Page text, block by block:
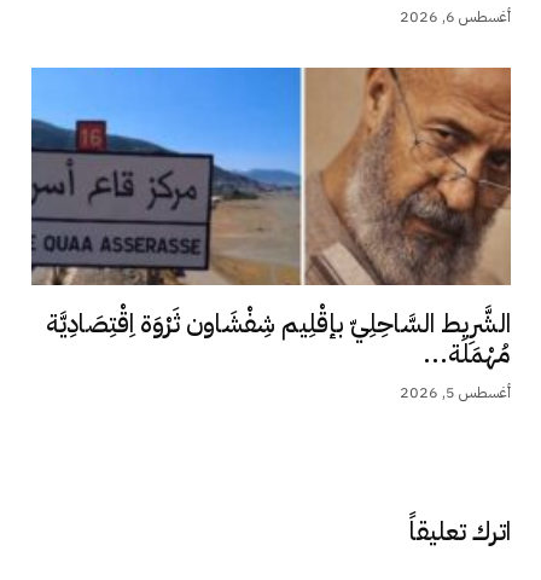
أغسطس 6, 2026
الشَّرِيط السَّاحِلِيّ بإقْلِيم شِفْشَاون ثَرْوَة اِقْتِصَادِيَّة
مُهْمَلَة...
أغسطس 5, 2026
اترك تعليقاً